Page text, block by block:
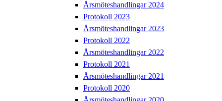
Årsmöteshandlingar 2024
Protokoll 2023
Årsmöteshandlingar 2023
Protokoll 2022
Årsmöteshandlingar 2022
Protokoll 2021
Årsmöteshandlingar 2021
Protokoll 2020